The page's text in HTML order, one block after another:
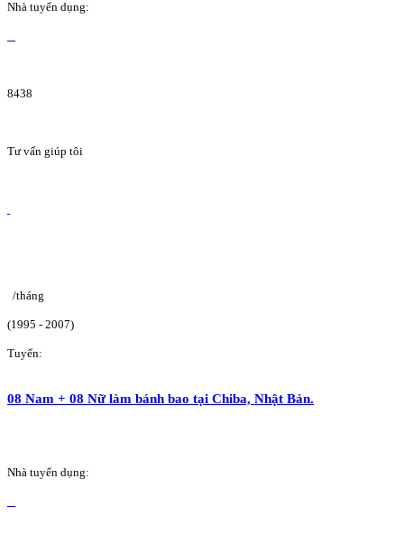
Nhà tuyển dụng:
8438
Tư vấn giúp tôi
/tháng
(1995 - 2007)
Tuyển:
08 Nam + 08 Nữ làm bánh bao tại Chiba, Nhật Bản.
Nhà tuyển dụng: